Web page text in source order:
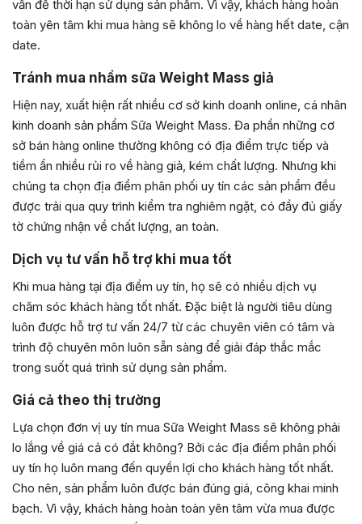
vấn đề thời hạn sử dụng sản phẩm. Vì vậy, khách hàng hoàn
toàn yên tâm khi mua hàng sẽ không lo về hàng hết date, cận
date.
Tránh mua nhầm sữa Weight Mass giả
Hiện nay, xuất hiện rất nhiều cơ sở kinh doanh online, cá nhân
kinh doanh sản phẩm Sữa Weight Mass. Đa phần những cơ
sở bán hàng online thường không có địa điểm trực tiếp và
tiềm ẩn nhiều rủi ro về hàng giả, kém chất lượng. Nhưng khi
chúng ta chọn địa điểm phân phối uy tín các sản phẩm đều
được trải qua quy trình kiểm tra nghiêm ngặt, có đầy đủ giấy
tờ chứng nhận về chất lượng, an toàn.
Dịch vụ tư vấn hỗ trợ khi mua tốt
Khi mua hàng tại địa điểm uy tín, họ sẽ có nhiều dịch vụ
chăm sóc khách hàng tốt nhất. Đặc biệt là người tiêu dùng
luôn được hỗ trợ tư vấn 24/7 từ các chuyên viên có tâm và
trình độ chuyên môn luôn sẵn sàng để giải đáp thắc mắc
trong suốt quá trình sử dụng sản phẩm.
Giá cả theo thị trường
Lựa chọn đơn vị uy tín mua Sữa Weight Mass sẽ không phải
lo lắng về giá cả có đắt không? Bởi các địa điểm phân phối
uy tín họ luôn mang đến quyền lợi cho khách hàng tốt nhất.
Cho nên, sản phẩm luôn được bán đúng giá, công khai minh
bạch. Vì vậy, khách hàng hoàn toàn yên tâm vừa mua được